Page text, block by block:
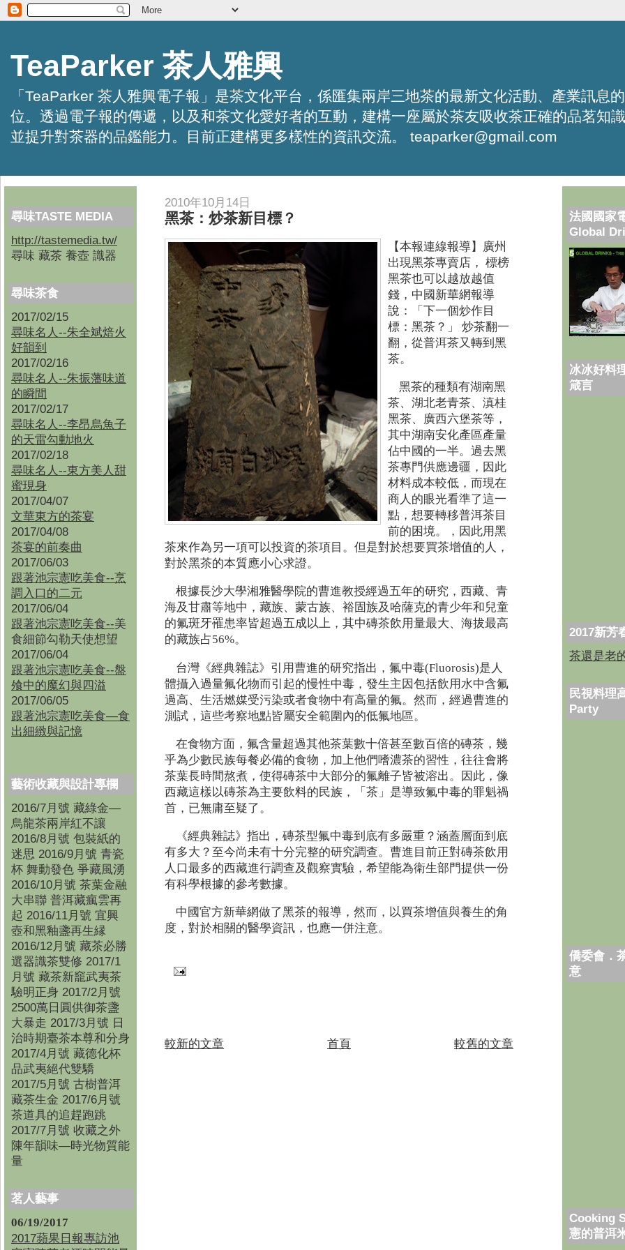
TeaParker 茶人雅興
「TeaParker 茶人雅興電子報」是茶文化平台，係匯集兩岸三地茶的最新文化活動、產業訊息
位。透過電子報的傳遞，以及和茶文化愛好者的互動，建構一座屬於茶友吸收茶正確的品茗知
並提升對茶器的品鑑能力。目前正建構更多樣性的資訊交流。 teaparker@gmail.com
尋味TASTE MEDIA
http://tastemedia.tw/
尋味 藏茶 養壺 識器
尋味茶食
2017/02/15
尋味名人--朱全斌焙火
好韻到
2017/02/16
尋味名人--朱振藩味道
的瞬間
2017/02/17
尋味名人--李昂烏魚子
的天雷勾動地火
2017/02/18
尋味名人--東方美人甜
蜜現身
2017/04/07
文華東方的茶宴
2017/04/08
茶宴的前奏曲
2017/06/03
跟著池宗憲吃美食--烹
調入口的二元
2017/06/04
跟著池宗憲吃美食--美
食細節勾勒天使想望
2017/06/04
跟著池宗憲吃美食--盤
飧中的魔幻與四溢
2017/06/05
跟著池宗憲吃美食—食
出細緻與記憶
藝術收藏與設計專欄
2016/7月號 藏綠金—
烏龍茶兩岸紅不讓
2016/8月號 包裝紙的
迷思 2016/9月號 青瓷
杯 舞動發色 爭藏風湧
2016/10月號 茶葉金融
大串聯 普洱藏瘋雲再
起 2016/11月號 宜興
壺和黑釉盞再生縁
2016/12月號 藏茶必勝
選器識茶雙修 2017/1
月號 藏茶新竉武夷茶
驗明正身 2017/2月號
2500萬日圓供御茶盞
大暴走 2017/3月號 日
治時期臺茶本尊和分身
2017/4月號 藏德化杯
品武夷絕代雙驕
2017/5月號 古樹普洱
藏茶生金 2017/6月號
茶道具的追趕跑跳
2017/7月號 收藏之外
陳年韻味—時光物質能
量
茗人藝事
06/19/2017
2017蘋果日報專訪池
2010年10月14日
黑茶：炒茶新目標？
【本報連線報導】
廣州
出現黑茶專賣店， 標榜
黑茶也可以越放越值
錢，中國新華網報導
說：「下一個炒作目
標：黑茶？」 炒茶翻一
翻，從普洱茶又轉到黑
茶。
黑茶的種類有湖南黑
茶、湖北老青茶、滇桂
黑茶、廣西六堡茶等，
其中湖南安化產區產量
佔中國的一半。過去黑
茶專門供應邊疆，因此
材料成本較低，而現在
商人的眼光看準了這一
點，想要轉移普洱茶目
前的困境。，因此用黑
茶來作為另一項可以投資的茶項目。但是對於想要買茶增值的人，
對於黑茶的本質應小心求證。
根據長沙大學湘雅醫學院的曹進教授經過五年的研究，西藏、青
海及甘肅等地中，藏族、蒙古族、裕固族及哈薩克的青少年和兒童
的氟斑牙罹患率皆超過五成以上，其中磚茶飲用量最大、海拔最高
的藏族占56%。
台灣《經典雜誌》引用曹進的研究指出，氟中毒(Fluorosis)是人
體攝入過量氟化物而引起的慢性中毒，發生主因包括飲用水中含氟
過高、生活燃媒受污染或者食物中有高量的氟。然而，經過曹進的
測試，這些考察地點皆屬安全範圍內的低氟地區。
在食物方面，氟含量超過其他茶葉數十倍甚至數百倍的磚茶，幾
乎為少數民族每餐必備的食物，加上他們嗜濃茶的習性，往往會將
茶葉長時間熬煮，使得磚茶中大部分的氟離子皆被溶出。因此，像
西藏這樣以磚茶為主要飲料的民族，「茶」是導致氟中毒的罪魁禍
首，已無庸至疑了。
《經典雜誌》指出，磚茶型氟中毒到底有多嚴重？涵蓋層面到底
有多大？至今尚未有十分完整的研究調查。曹進目前正對磚茶飲用
人口最多的西藏進行調查及觀察實驗，希望能為衛生部門提供一份
有科學根據的參考數據。
中國官方新華網做了黑茶的報導，然而，以買茶增值與養生的角
度，對於相關的醫學資訊，也應一併注意。
較新的文章 較舊的文章
首頁
法國國家
Global
冰冰好料
箴言
2017新芳
茶還是老
民視料理
Party
僑委會．
意
Cooking
憲的普洱